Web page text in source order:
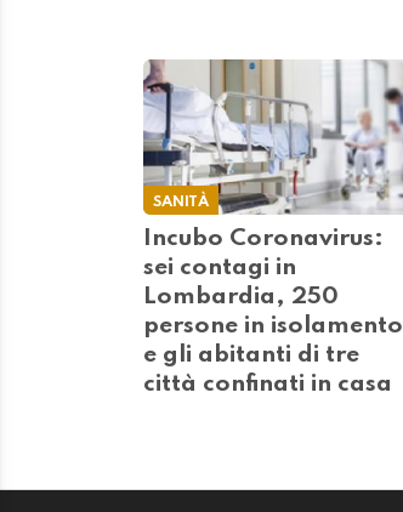
SANITÀ
Incubo Coronavirus:
sei contagi in
Lombardia, 250
persone in isolamento
e gli abitanti di tre
città confinati in casa